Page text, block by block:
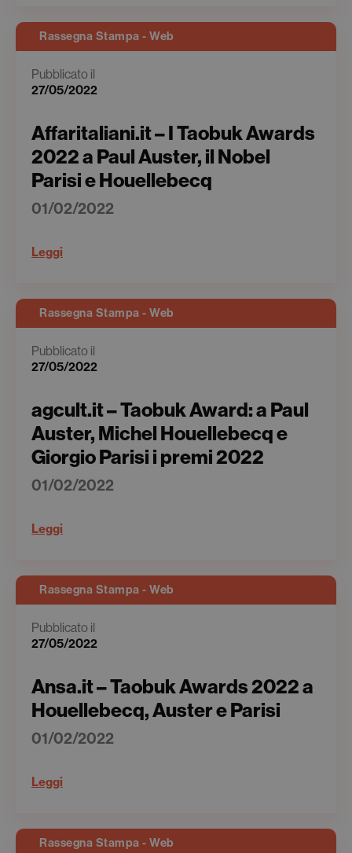
Rassegna Stampa - Web
Pubblicato il
27/05/2022
Affaritaliani.it – I Taobuk Awards
2022 a Paul Auster, il Nobel
Parisi e Houellebecq
01/02/2022
Leggi
Rassegna Stampa - Web
Pubblicato il
27/05/2022
agcult.it – Taobuk Award: a Paul
Auster, Michel Houellebecq e
Giorgio Parisi i premi 2022
01/02/2022
Leggi
Rassegna Stampa - Web
Pubblicato il
27/05/2022
Ansa.it – Taobuk Awards 2022 a
Houellebecq, Auster e Parisi
01/02/2022
Leggi
Rassegna Stampa - Web